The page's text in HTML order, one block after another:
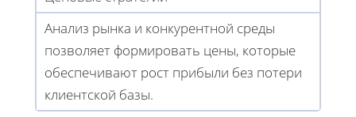
Анализ рынка и конкурентной среды
позволяет формировать цены, которые
обеспечивают рост прибыли без потери
клиентской базы.